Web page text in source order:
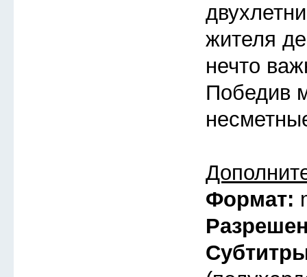
жителя
нечто
Победив
Формат: